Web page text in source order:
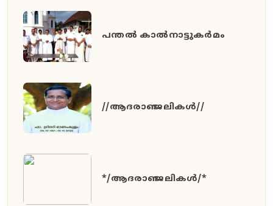
പന്തൽ കാൽനാട്ടുകർമം
//ആദരാഞ്ജലികൾ//
*/ആദരാഞ്ജലികൾ/*